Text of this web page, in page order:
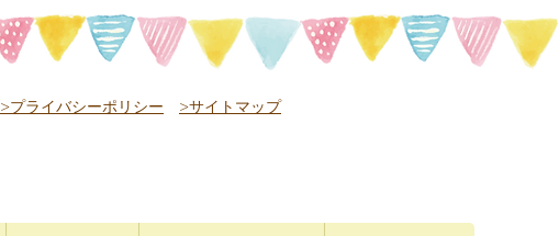
>プライバシーポリシー >サイトマップ